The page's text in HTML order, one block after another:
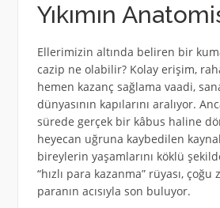
Yıkımın
Ellerimizin altında beliren bir
cazip ne olabilir? Kolay erişim,
hemen kazanç sağlama vaadi,
dünyasının kapılarını aralıyor.
sürede gerçek bir kâbus haline
heyecan uğruna kaybedilen
bireylerin yaşamlarını köklü
“hızlı para kazanma” rüyası,
paranın acısıyla son buluyor.